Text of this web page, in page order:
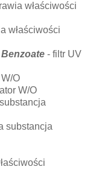
właściwości
właściwości
- filtr UV
O
W/O
substancja